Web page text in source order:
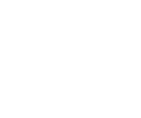
させていただ
き作成されるも
をご了承くださ
ず変更すること
1000ppm以下、
) : 1000ppm、
、
貨物等」とい
可)を取得する
要な手段を講じ